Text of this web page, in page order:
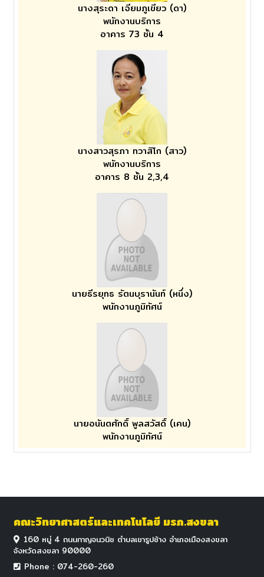
นางสุระดา เจียมภูเขียว (ดา)
พนักงานบริการ
อาคาร 73 ชั้น 4
นางสาวสุรภา ทวาสิโก (สาว)
พนักงานบริการ
อาคาร 8 ชั้น 2,3,4
นายธีรยุทธ รัตนบุรานันท์ (หนึ่ง)
พนักงานภูมิทัศน์
นายอนันตศักดิ์ พูลสวัสดิ์ (เคน)
พนักงานภูมิทัศน์
คณะวิทยาศาสตร์และเทคโนโลยี มรภ.สงขลา
160 หมู่ 4 ถนนกาญจนวนิช ตำบลเขารูปช้าง อำเภอเมืองสงขลา
จังหวัดสงขลา 90000
Phone : 074-260-260